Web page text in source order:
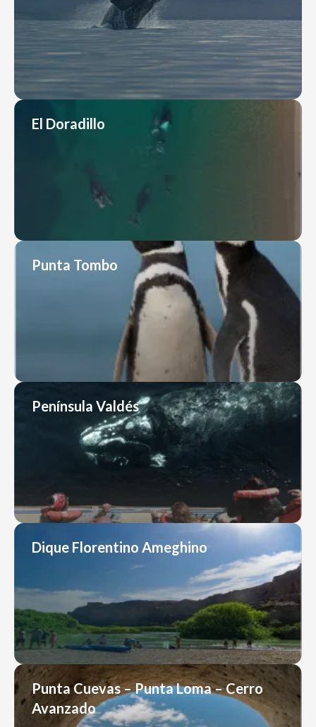
El Doradillo
Punta Tombo
Península Valdés
Dique Florentino Ameghino
Punta Cuevas – Punta Loma – Cerro
Avanzado